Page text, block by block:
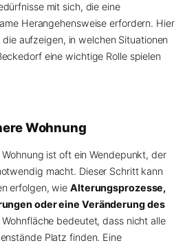
mit sich, die eine
Herangehensweise erfordern. Hier
aufzeigen, in welchen Situationen
eine wichtige Rolle spielen
Wohnung
ist oft ein Wendepunkt, der
macht. Dieser Schritt kann
erfolgen, wie Alterungsprozesse,
oder eine Veränderung des
Wohnfläche bedeutet, dass nicht alle
Platz finden. Eine